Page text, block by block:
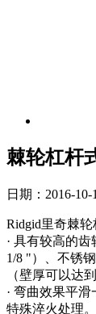
棘轮杠杆
日期：2016-
Ridgid里奇棘轮
· 具有较高的
1/8 "）、不锈
（壁厚可以达
· 弯曲效果平
特殊淬火处理。